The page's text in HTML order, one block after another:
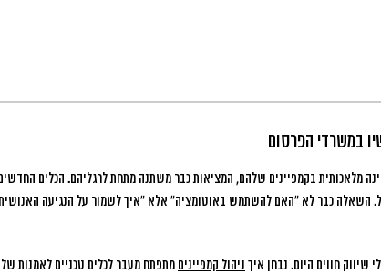
במשרדי הפרסום
מלאכותית בקמפיינים שלהם, המציאות כבר משתנה מתחת לרגליהם. הכלים
השאלה כבר לא “האם להשתמש באוטומציה” אלא “איך לשמור על הנגיעה
חווים היום. נבחן איך ניהול קמפיינים מתפתח מעבר לכלים טכניים לאמנות של